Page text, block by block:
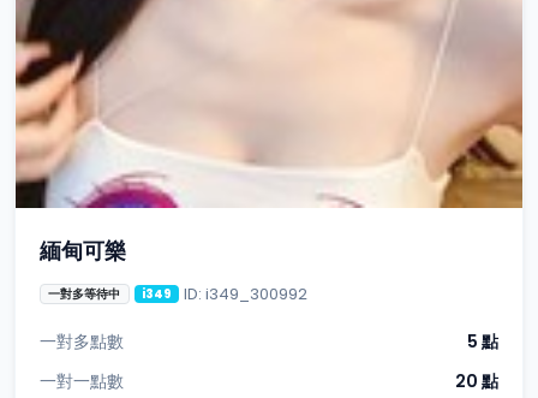
緬甸可樂
一對多等待中 i349 ID: i349_300992
一對多點數
5 點
一對一點數
20 點